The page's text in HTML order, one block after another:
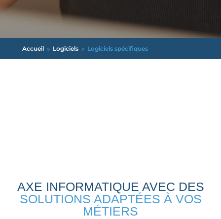
Accueil 9 Logiciels 9 Logiciels spécifiques
AXE INFORMATIQUE AVEC DES
SOLUTIONS ADAPTÉES À VOS
MÉTIERS